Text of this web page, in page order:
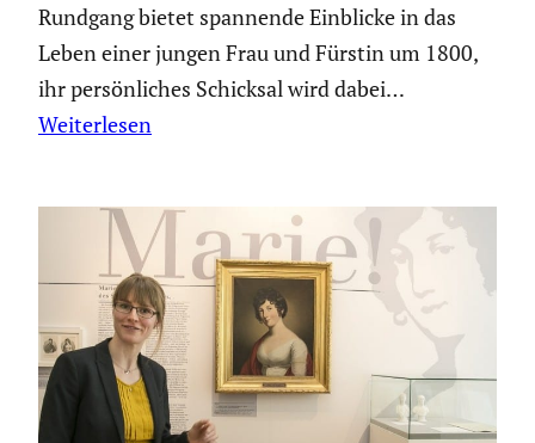
Rundgang bietet spannende Einblicke in das
Leben einer jungen Frau und Fürstin um 1800,
ihr persön­li­ches Schicksal wird dabei…
Weiterlesen